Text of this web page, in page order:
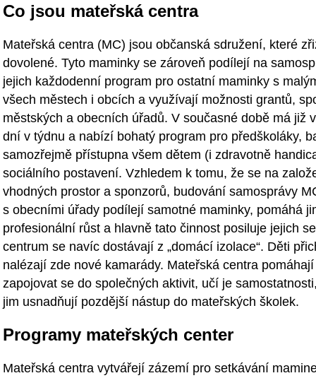
Co jsou mateřská centra
Mateřská centra (MC) jsou občanská sdružení, které
dovolené. Tyto maminky se zároveň podílejí na
jejich každodenní program pro ostatní maminky s
všech městech i obcích a využívají možnosti grantů,
městských a obecních úřadů. V současné době má již
dní v týdnu a nabízí bohatý program pro předškoláky,
samozřejmě přístupna všem dětem (i zdravotně
sociálního postavení. Vzhledem k tomu, že se na
vhodných prostor a sponzorů, budování samosprávy
s obecními úřady podílejí samotné maminky, pomáhá
profesionální růst a hlavně tato činnost posiluje jejich
centrum se navíc dostávají z „domácí izolace“. Děti
nalézají zde nové kamarády. Mateřská centra
zapojovat se do společných aktivit, učí je
jim usnadňují pozdější nástup do mateřských školek.
Programy mateřských center
Mateřská centra vytvářejí zázemí pro setkávání